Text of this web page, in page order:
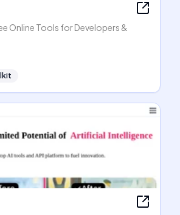
Online Tools for Developers &